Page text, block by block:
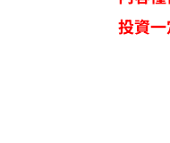
投資